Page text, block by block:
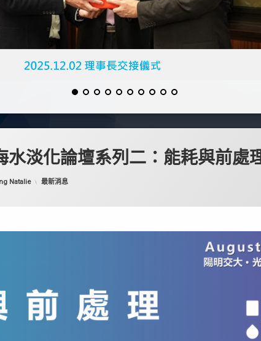
水淡化論壇系列二：能耗與前處
Natalie Categories:
最新消息